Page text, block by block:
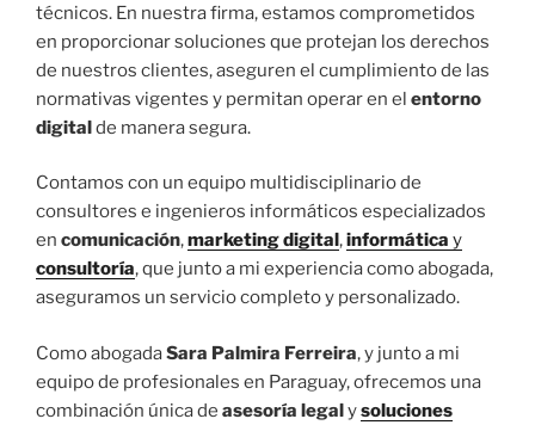
técnicos. En nuestra firma, estamos comprometidos
en proporcionar soluciones que protejan los derechos
de nuestros clientes, aseguren el cumplimiento de las
normativas vigentes y permitan operar en el entorno
digitalde manera segura.
Contamos con un equipo multidisciplinario de
consultores e ingenieros informáticos especializados
en comunicación,marketing digital ,informática y
consultoría, que junto a mi experiencia como abogada,
aseguramos un servicio completo y personalizado.
Como abogadaSara Palmira Ferreira, y junto a mi
equipo de profesionales en Paraguay, ofrecemos una
combinación única de asesoría legalysoluciones